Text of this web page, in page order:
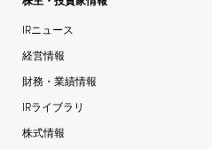
IRニュース
経営情報
財務・業績情報
IRライブラリ
株式情報